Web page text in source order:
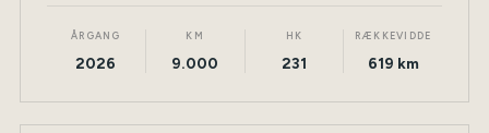
ÅRGANG
2026
KM
9.000
HK
231
RÆKKEVIDDE
619 km